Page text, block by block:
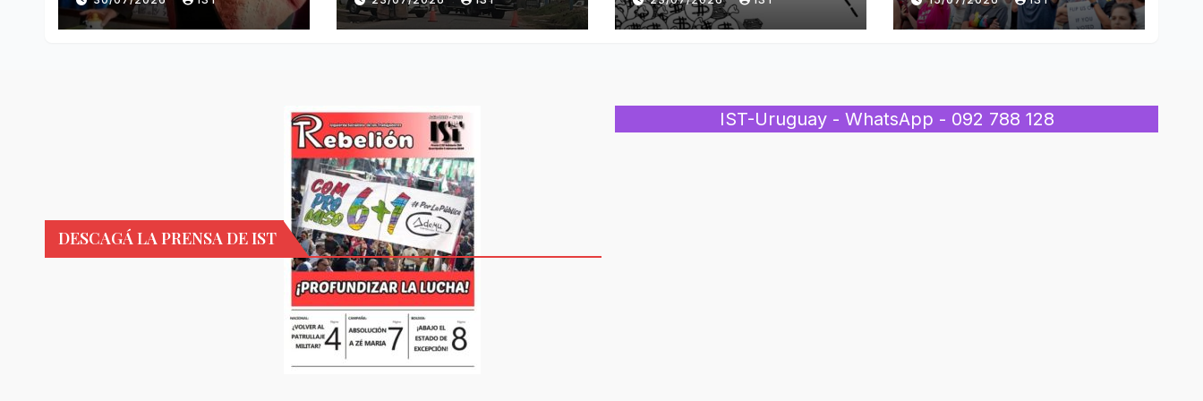
Inmigrantes
DESCAGÁ LA PRENSA DE IST
IST-Uruguay - WhatsApp - 092 788 128